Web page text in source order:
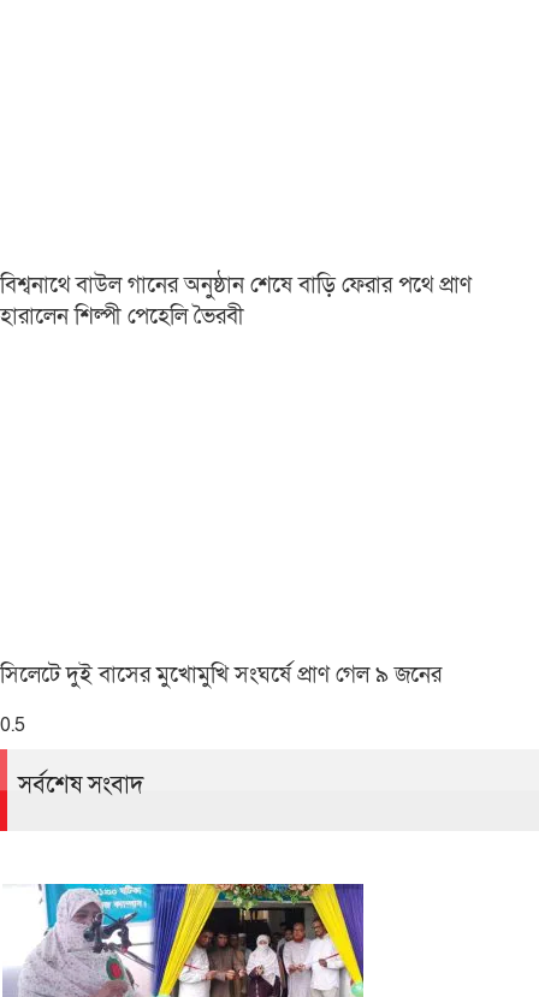
বিশ্বনাথে বাউল গানের অনুষ্ঠান শেষে বাড়ি ফেরার পথে প্রাণ
হারালেন শিল্পী পেহেলি ভৈরবী
সিলেটে দুই বাসের মুখোমুখি সংঘর্ষে প্রাণ গেল ৯ জনের
সর্বশেষ সংবাদ